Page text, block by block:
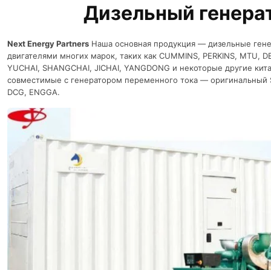
Дизельный
Next Energy Partners Наша основная продукция — дизельные
двигателями многих марок, таких как CUMMINS, PERKINS, MTU,
YUCHAI, SHANGCHAI, JICHAI, YANGDONG и некоторые другие
совместимые с генератором переменного тока — оригинальный
DCG, ENGGA.